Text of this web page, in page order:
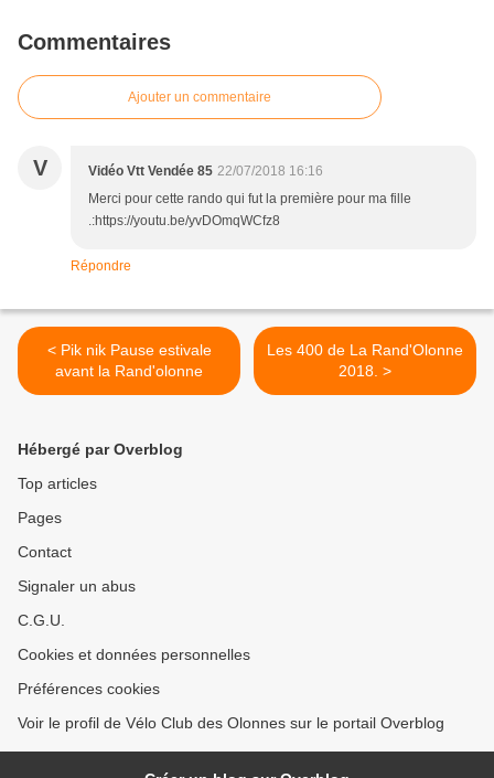
Commentaires
Ajouter un commentaire
V Vidéo Vtt Vendée 85 22/07/2018 16:16
Merci pour cette rando qui fut la première pour ma fille
.:https://youtu.be/yvDOmqWCfz8
Répondre
< Pik nik Pause estivale
avant la Rand'olonne
Les 400 de La Rand'Olonne
2018. >
Hébergé par Overblog
Top articles
Pages
Contact
Signaler un abus
C.G.U.
Cookies et données personnelles
Préférences cookies
Voir le profil de Vélo Club des Olonnes sur le portail Overblog